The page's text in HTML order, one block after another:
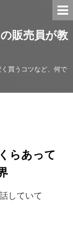
販売員が教
買うコツなど、何で
らあって
していて